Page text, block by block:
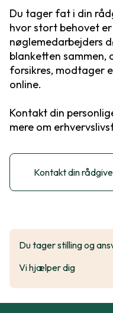
Du tager fat i din
hvor stort behovet
nøglemedarbejders
blanketten sammen,
forsikres, modtager
online.
Kontakt din
mere om
Kontakt din
Du tager stilling og
Vi hjælper dig